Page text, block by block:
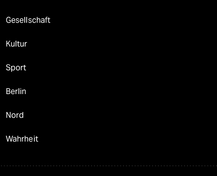
Gesellschaft
Kultur
Sport
Berlin
Nord
Wahrheit